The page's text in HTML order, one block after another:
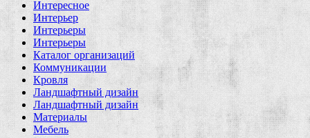
Интересное
Интерьер
Интерьеры
Интерьеры
Каталог организаций
Коммуникации
Кровля
Ландшафтный дизайн
Ландшафтный дизайн
Материалы
Мебель